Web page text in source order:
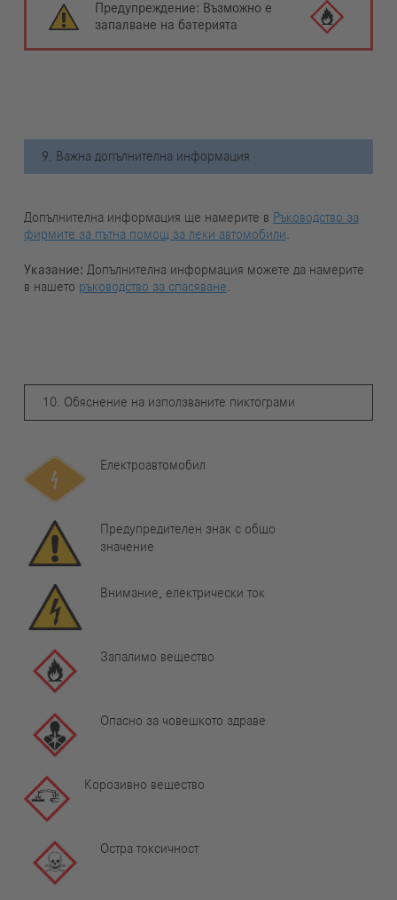
Предупреждение: Възможно е
запалване на батерията
9. Важна допълнителна информация
Допълнителна информация ще намерите в Ръководство за
фирмите за пътна помощ за леки автомобили.
Указание: Допълнителна информация можете да намерите
в нашето ръководство за спасяване.
10. Обяснение на използваните пиктограми
Електроавтомобил
Предупредителен знак с общо
значение
Внимание, електрически ток
Запалимо вещество
Опасно за човешкото здраве
Корозивно вещество
Остра токсичност